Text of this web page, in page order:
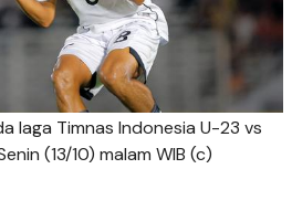
laga Timnas Indonesia U-23 vs
(13/10) malam WIB (c)